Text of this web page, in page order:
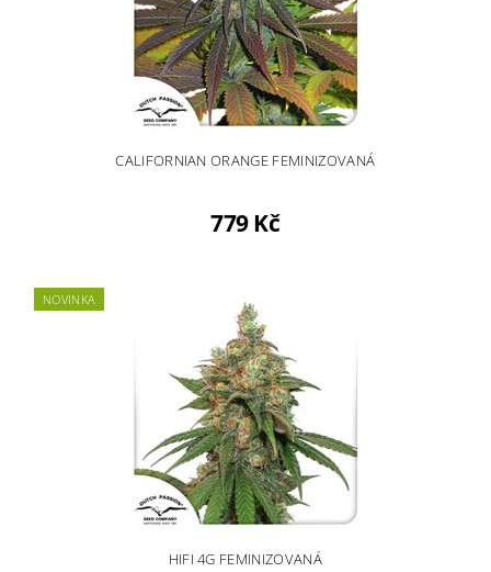
CALIFORNIAN ORANGE FEMINIZOVANÁ
779 Kč
NOVINKA
HIFI 4G FEMINIZOVANÁ